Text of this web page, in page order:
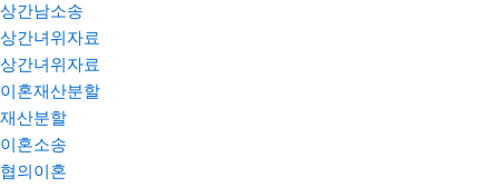
상간남소송
상간녀위자료
상간녀위자료
이혼재산분할
재산분할
이혼소송
협의이혼